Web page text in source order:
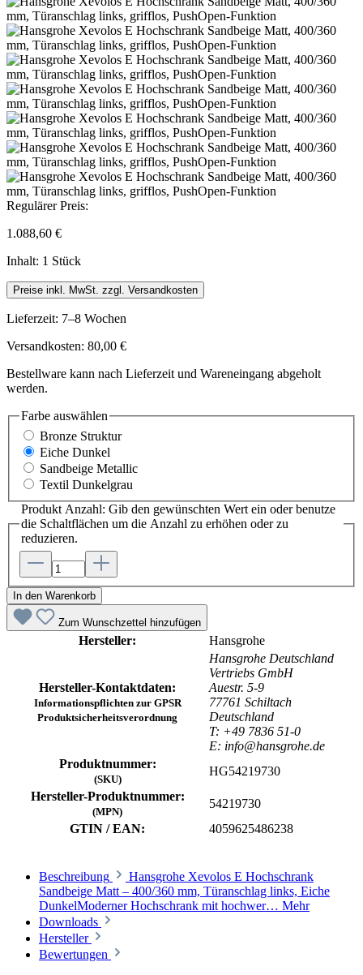
Regulärer Preis:
1.088,60 €
Inhalt: 1 Stück
Preise inkl. MwSt. zzgl. Versandkosten
Lieferzeit: 7–8 Wochen
Versandkosten: 80,00 €
Bestellware kann nach Lieferzeit und Wareneingang abgeholt
werden.
Farbe auswählen
Bronze Struktur
Eiche Dunkel
Sandbeige Metallic
Textil Dunkelgrau
Produkt Anzahl: Gib den gewünschten Wert ein oder benutze
die Schaltflächen um die Anzahl zu erhöhen oder zu
reduzieren.
In den Warenkorb
Zum Wunschzettel hinzufügen
Hersteller: Hansgrohe
Hersteller-Kontaktdaten:
Informationspflichten zur GPSR
Produktsicherheitsverordnung
Hansgrohe Deutschland
Vertriebs GmbH
Auestr. 5-9
77761 Schiltach
Deutschland
T: +49 7836 51-0
E: info@hansgrohe.de
Produktnummer:
(SKU)
HG54219730
Hersteller-Produktnummer:
(MPN)
54219730
GTIN / EAN:
4059625486238
Beschreibung
Hansgrohe Xevolos E Hochschrank
Sandbeige Matt – 400/360 mm, Türanschlag links, Eiche
DunkelModerner Hochschrank mit hochwer… Mehr
Downloads
Hersteller
Bewertungen